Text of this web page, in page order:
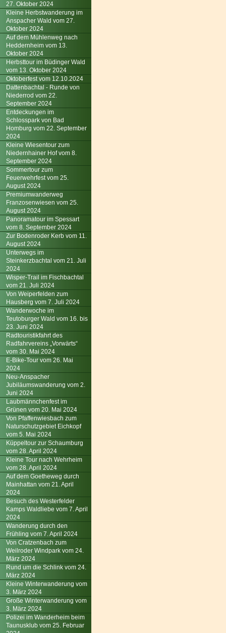
27. Oktober 2024
Kleine Herbstwanderung im
Anspacher Wald vom 27.
Oktober 2024
Auf dem Mühlenweg nach
Heddernheim vom 13.
Oktober 2024
Herbsttour im Büdinger Wald
vom 13. Oktober 2024
Oktoberfest vom 12.10.2024
Dattenbachtal - Runde von
Niederrod vom 22.
September 2024
Entdeckungen im
Schlosspark von Bad
Homburg vom 22. September
2024
Kleine Wiesentour zum
Niedernhainer Hof vom 8.
September 2024
Sommertour zum
Feuerwehrfest vom 25.
August 2024
Premiumwanderweg
Franzosenwiesen vom 25.
August 2024
Panoramatour im Spessart
vom 8. September 2024
Zur Bodenroder Kerb vom 11.
August 2024
Unterwegs im
Steinkerzbachtal vom 21. Juli
2024
Wisper-Trail im Fischbachtal
vom 21. Juli 2024
Von Weiperfelden zum
Hausberg vom 7. Juli 2024
Wanderwoche im
Teutoburger Wald vom 16. bis
23. Juni 2024
Radtouristikfahrt des
Radfahrvereins „Vorwärts“
vom 30. Mai 2024
E-Bike-Tour vom 26. Mai
2024
Neu-Anspacher
Jubiläumswanderung vom 2.
Juni 2024
Laubmännchenfest im
Grünen vom 20. Mai 2024
Von Pfaffenwiesbach zum
Naturschutzgebiet Eichkopf
vom 5. Mai 2024
Küppeltour zur Schaumburg
vom 28. April 2024
Kleine Tour nach Wehrheim
vom 28. April 2024
Auf dem Goetheweg durch
Mainhattan vom 21. April
2024
Besuch des Westerfelder
Kamps Waldliebe vom 7. April
2024
Wanderung durch den
Frühling vom 7. April 2024
Von Cratzenbach zum
Weilroder Windpark vom 24.
März 2024
Rund um die Schlink vom 24.
März 2024
Kleine Winterwanderung vom
3. März 2024
Große Winterwanderung vom
3. März 2024
Polizei im Wanderheim beim
Taunusklub vom 25. Februar